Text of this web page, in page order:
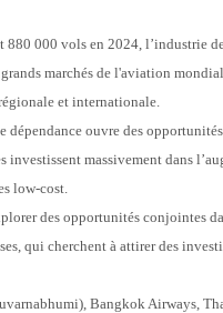
880 000 vols en 2024, l’industrie
marchés de l'aviation
et internationale.
dépendance ouvre des
massivement dans
low-cost.
des opportunités conjointes
qui cherchent à attirer des
Bangkok Airways,